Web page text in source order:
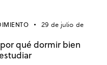
29 de julio de
qué dormir bien